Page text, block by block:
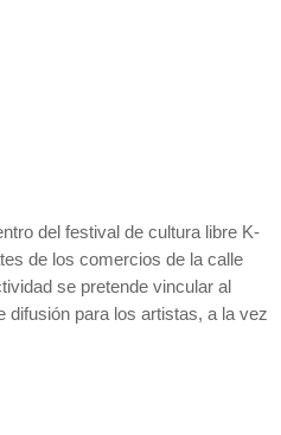
del festival de cultura libre K-
de los comercios de la calle
se pretende vincular al
difusión para los artistas, a la vez